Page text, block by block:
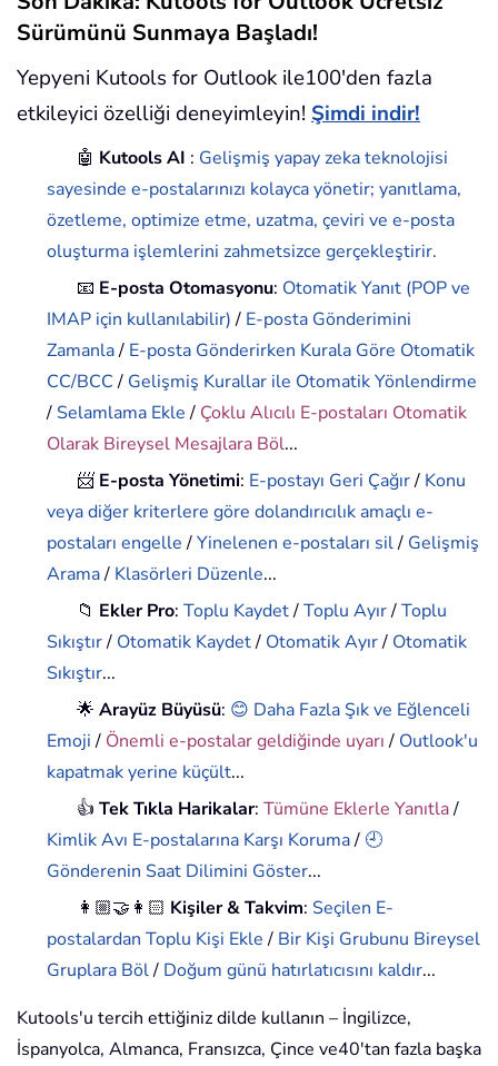
Sürümünü Sunmaya Başladı!
Yepyeni Kutools for Outlook ile100'den fazla
etkileyici özelliği deneyimleyin! Şimdi indir!
🤖 Kutools AI : Gelişmiş yapay zeka teknolojisi
sayesinde e-postalarınızı kolayca yönetir; yanıtlama,
özetleme, optimize etme, uzatma, çeviri ve e-posta
oluşturma işlemlerini zahmetsizce gerçekleştirir.
📧 E-posta Otomasyonu: Otomatik Yanıt (POP ve
IMAP için kullanılabilir)/ E-posta Gönderimini
Zamanla/ E-posta Gönderirken Kurala Göre Otomatik
CC/BCC/ Gelişmiş Kurallar ile Otomatik Yönlendirme
/ Selamlama Ekle/ Çoklu Alıcılı E-postaları Otomatik
Olarak Bireysel Mesajlara Böl...
📨 E-posta Yönetimi: E-postayı Geri Çağır/ Konu
veya diğer kriterlere göre dolandırıcılık amaçlı e-
postaları engelle/Yinelenen e-postaları sil/ Gelişmiş
Arama/ Klasörleri Düzenle...
📁 Ekler Pro:Toplu Kaydet/Toplu Ayır/Toplu
Sıkıştır/ Otomatik Kaydet/ Otomatik Ayır/ Otomatik
Sıkıştır...
🌟Arayüz Büyüsü: 😊 Daha Fazla Şık ve Eğlenceli
Emoji/ Önemli e-postalar geldiğinde uyarı/ Outlook'u
kapatmak yerine küçült...
👍Tek Tıkla Harikalar:Tümüne Eklerle Yanıtla/
Kimlik Avı E-postalarına Karşı Koruma/ 🕘
Gönderenin Saat Dilimini Göster...
👩🏼‍🤝‍👩🏻 Kişiler & Takvim: Seçilen E-
postalardan Toplu Kişi Ekle/ Bir Kişi Grubunu Bireysel
Gruplara Böl/ Doğum günü hatırlatıcısını kaldır...
Kutools'u tercih ettiğiniz dilde kullanın – İngilizce,
İspanyolca, Almanca, Fransızca, Çince ve40'tan fazla başka